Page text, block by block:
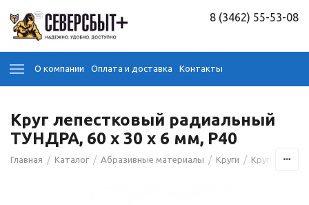
8 (3462) 55-53-08
О компании Оплата и доставка Контакты
Круг лепестковый радиальный
ТУНДРА, 60 х 30 х 6 мм, Р40
Главная / Каталог / Абразивные материалы / Круги / Круги